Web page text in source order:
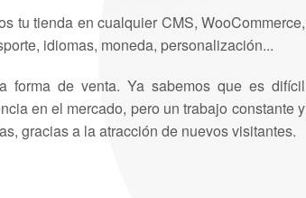
tu tienda en cualquier CMS, WooCommerce,
idiomas, moneda, personalización...
forma de venta. Ya sabemos que es difícil
en el mercado, pero un trabajo constante y
gracias a la atracción de nuevos visitantes.